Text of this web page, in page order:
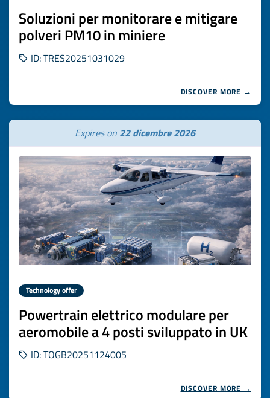
Soluzioni per monitorare e mitigare
polveri PM10 in miniere
ID: TRES20251031029
DISCOVER MORE →
Expires on 22 dicembre 2026
Technology offer
Powertrain elettrico modulare per
aeromobile a 4 posti sviluppato in UK
ID: TOGB20251124005
DISCOVER MORE →